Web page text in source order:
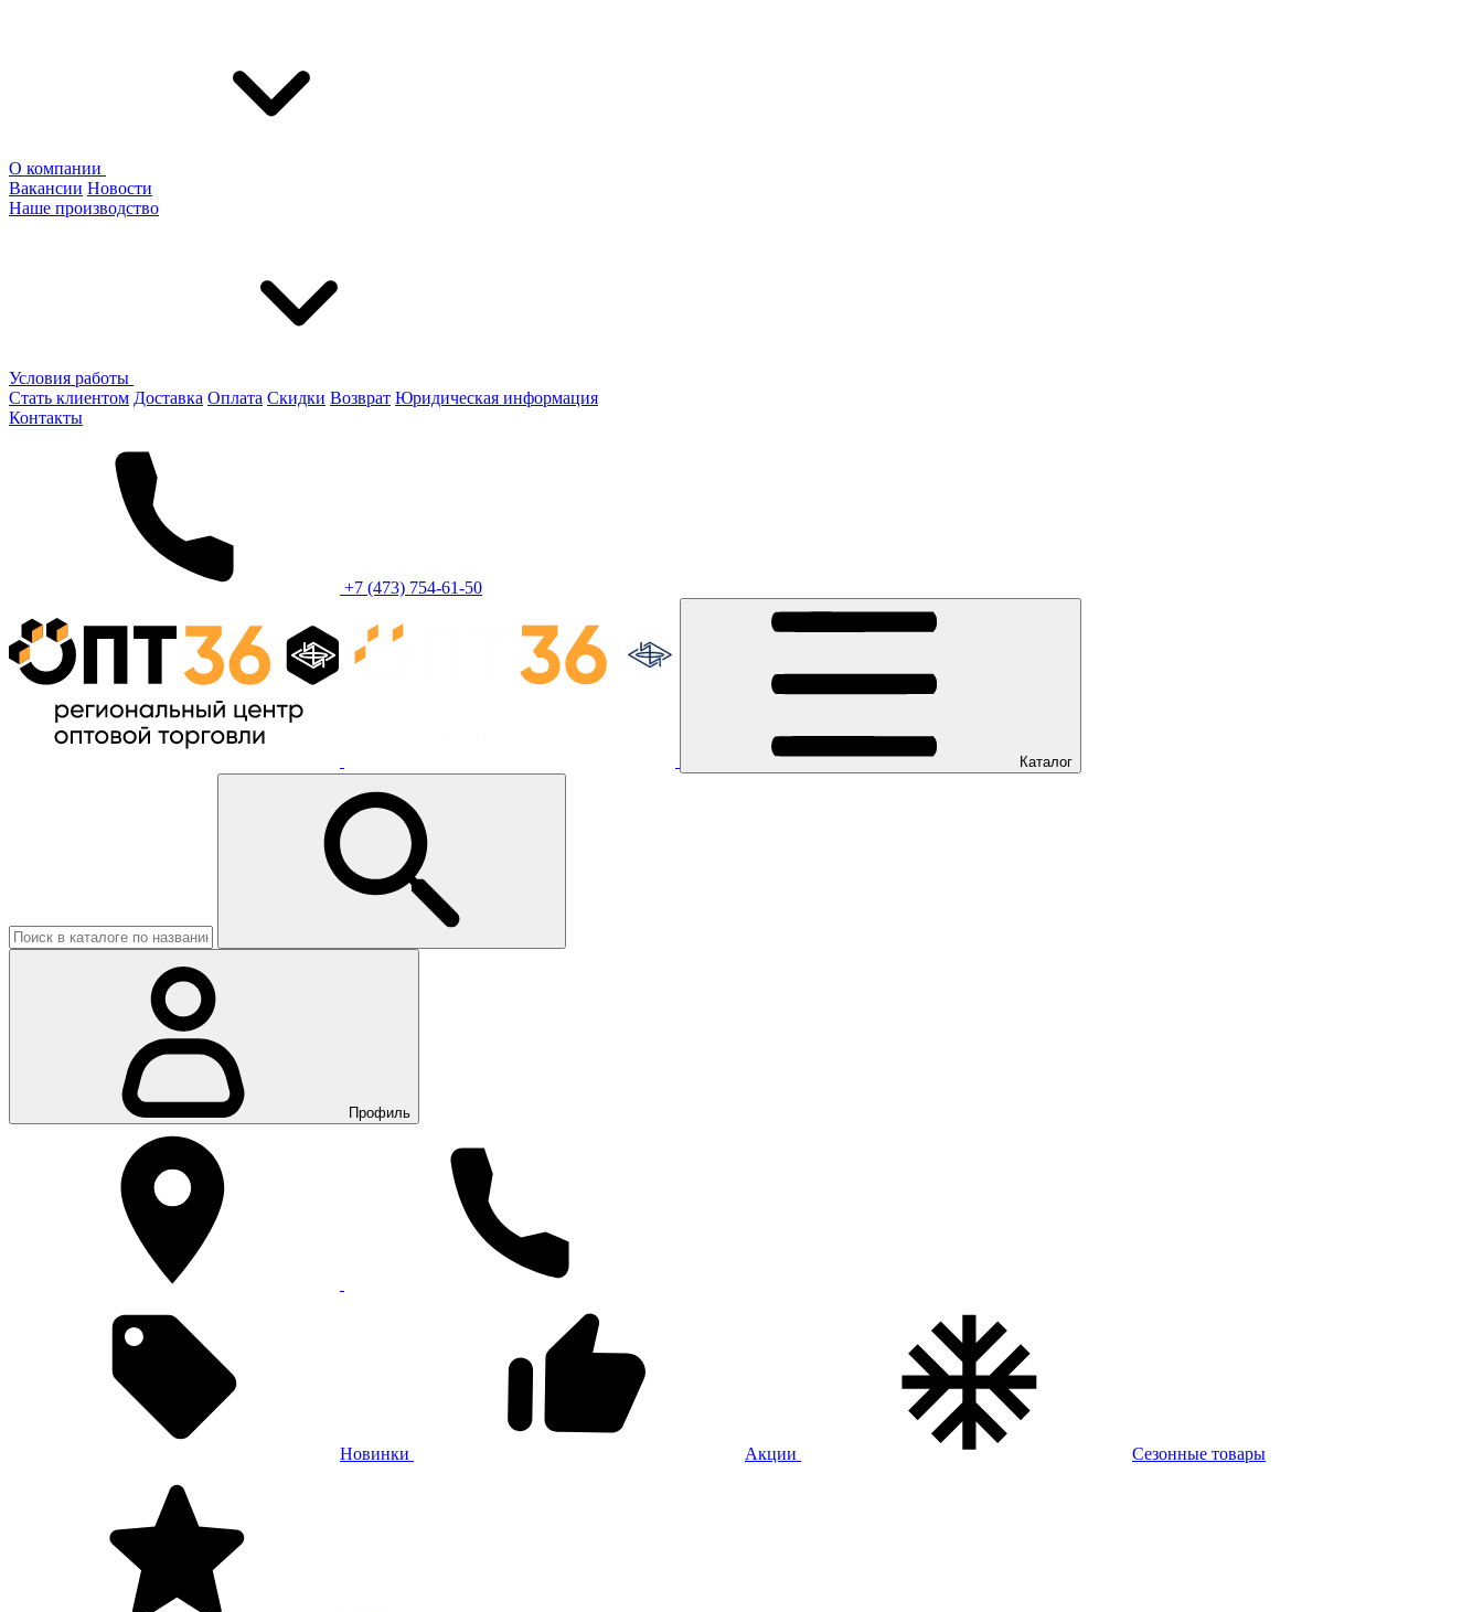
О компании
Вакансии Новости
Наше производство
Условия работы
Стать клиентом Доставка Оплата Скидки Возврат Юридическая информация
Контакты
+7 (473) 754-61-50
Каталог
Профиль
Новинки Акции Сезонные товары